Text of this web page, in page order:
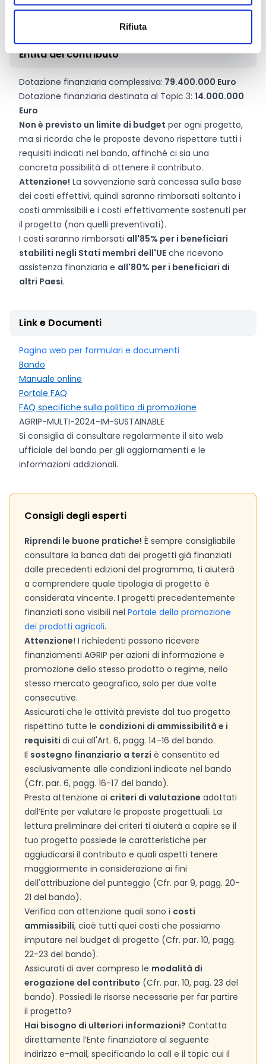
Rifiuta
settore promosso.
Entità del contributo
Dotazione finanziaria complessiva: 79.400.000 Euro
Dotazione finanziaria destinata al Topic 3: 14.000.000
Euro
Non è previsto un limite di budget per ogni progetto,
ma si ricorda che le proposte devono rispettare tutti i
requisiti indicati nel bando, affinché ci sia una
concreta possibilità di ottenere il contributo.
Attenzione! La sovvenzione sarà concessa sulla base
dei costi effettivi, quindi saranno rimborsati soltanto i
costi ammissibili e i costi effettivamente sostenuti per
il progetto (non quelli preventivati).
I costi saranno rimborsati all'85% per i beneficiari
stabiliti negli Stati membri dell'UE che ricevono
assistenza finanziaria e all'80% per i beneficiari di
altri Paesi.
Link e Documenti
Pagina web per formulari e documenti
Bando
Manuale online
Portale FAQ
FAQ specifiche sulla politica di promozione
AGRIP-MULTI-2024-IM-SUSTAINABLE
Si consiglia di consultare regolarmente il sito web
ufficiale del bando per gli aggiornamenti e le
informazioni addizionali.
Consigli degli esperti
Riprendi le buone pratiche! È sempre consigliabile
consultare la banca dati dei progetti già finanziati
dalle precedenti edizioni del programma, ti aiuterà
a comprendere quale tipologia di progetto è
considerata vincente. I progetti precedentemente
finanziati sono visibili nel Portale della promozione
dei prodotti agricoli.
Attenzione! I richiedenti possono ricevere
finanziamenti AGRIP per azioni di informazione e
promozione dello stesso prodotto o regime, nello
stesso mercato geografico, solo per due volte
consecutive.
Assicurati che le attività previste dal tuo progetto
rispettino tutte le condizioni di ammissibilità e i
requisiti di cui all'Art. 6, pagg. 14-16 del bando.
Il sostegno finanziario a terzi è consentito ed
esclusivamente alle condizioni indicate nel bando
(Cfr. par. 6, pagg. 16-17 del bando).
Presta attenzione ai criteri di valutazione adottati
dall’Ente per valutare le proposte progettuali. La
lettura preliminare dei criteri ti aiuterà a capire se il
tuo progetto possiede le caratteristiche per
aggiudicarsi il contributo e quali aspetti tenere
maggiormente in considerazione ai fini
dell'attribuzione del punteggio (Cfr. par 9, pagg. 20-
21 del bando).
Verifica con attenzione quali sono i costi
ammissibili, cioè tutti quei costi che possiamo
imputare nel budget di progetto (Cfr. par. 10, pagg.
22-23 del bando).
Assicurati di aver compreso le modalità di
erogazione del contributo (Cfr. par. 10, pag. 23 del
bando). Possiedi le risorse necessarie per far partire
il progetto?
Hai bisogno di ulteriori informazioni? Contatta
direttamente l’Ente finanziatore al seguente
indirizzo e-mail, specificando la call e il topic cui il